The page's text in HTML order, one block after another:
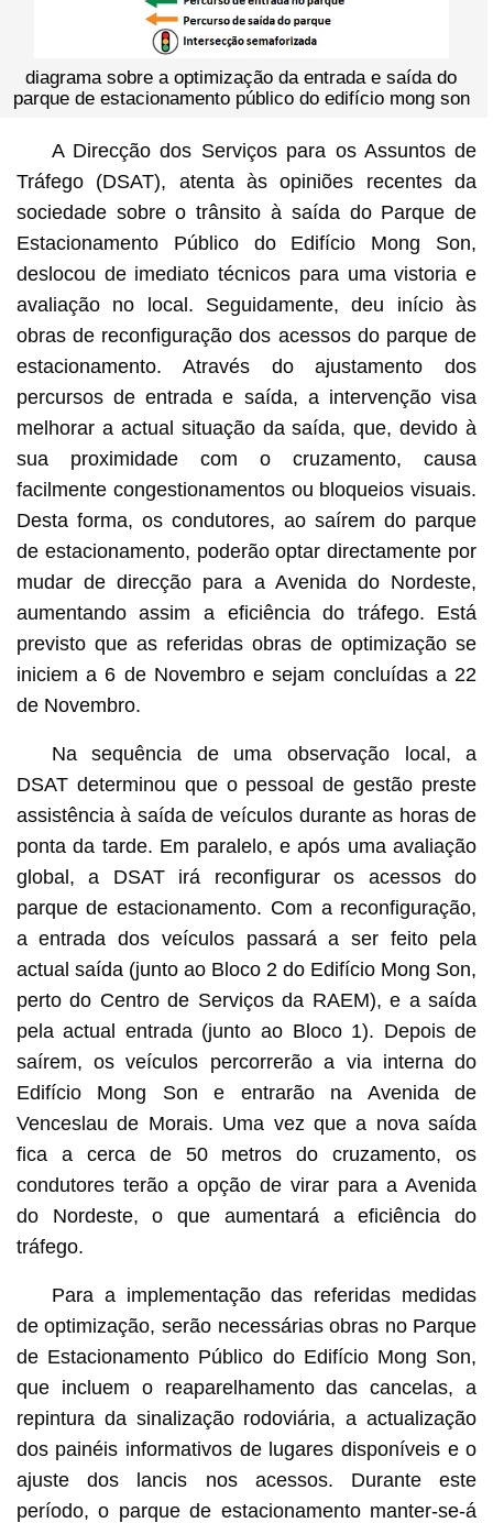
diagrama sobre a optimização da entrada e saída do
parque de estacionamento público do edifício mong son
A Direcção dos Serviços para os Assuntos de
Tráfego (DSAT), atenta às opiniões recentes da
sociedade sobre o trânsito à saída do Parque de
Estacionamento Público do Edifício Mong Son,
deslocou de imediato técnicos para uma vistoria e
avaliação no local. Seguidamente, deu início às
obras de reconfiguração dos acessos do parque de
estacionamento. Através do ajustamento dos
percursos de entrada e saída, a intervenção visa
melhorar a actual situação da saída, que, devido à
sua proximidade com o cruzamento, causa
facilmente congestionamentos ou bloqueios visuais.
Desta forma, os condutores, ao saírem do parque
de estacionamento, poderão optar directamente por
mudar de direcção para a Avenida do Nordeste,
aumentando assim a eficiência do tráfego. Está
previsto que as referidas obras de optimização se
iniciem a 6 de Novembro e sejam concluídas a 22
de Novembro.
Na sequência de uma observação local, a
DSAT determinou que o pessoal de gestão preste
assistência à saída de veículos durante as horas de
ponta da tarde. Em paralelo, e após uma avaliação
global, a DSAT irá reconfigurar os acessos do
parque de estacionamento. Com a reconfiguração,
a entrada dos veículos passará a ser feito pela
actual saída (junto ao Bloco 2 do Edifício Mong Son,
perto do Centro de Serviços da RAEM), e a saída
pela actual entrada (junto ao Bloco 1). Depois de
saírem, os veículos percorrerão a via interna do
Edifício Mong Son e entrarão na Avenida de
Venceslau de Morais. Uma vez que a nova saída
fica a cerca de 50 metros do cruzamento, os
condutores terão a opção de virar para a Avenida
do Nordeste, o que aumentará a eficiência do
tráfego.
Para a implementação das referidas medidas
de optimização, serão necessárias obras no Parque
de Estacionamento Público do Edifício Mong Son,
que incluem o reaparelhamento das cancelas, a
repintura da sinalização rodoviária, a actualização
dos painéis informativos de lugares disponíveis e o
ajuste dos lancis nos acessos. Durante este
período, o parque de estacionamento manter-se-á